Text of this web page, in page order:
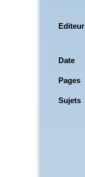
Editeur
Date
Pages
Sujets